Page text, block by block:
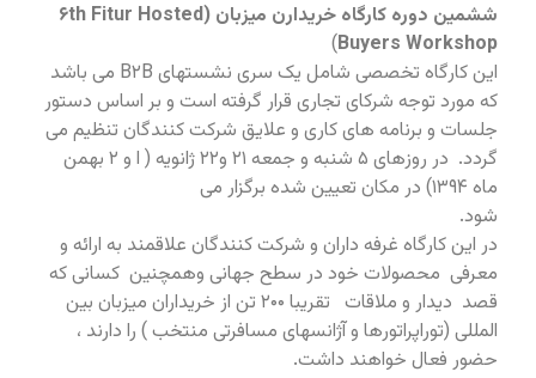
ششمین دوره کارگاه خریدارن میزبان (۶th Fitur Hosted
Buyers Workshop
)
این کارگاه تخصصی شامل یک سری نشستهای B۲B می باشد
که مورد توجه شرکای تجاری قرار گرفته است و بر اساس دستور
جلسات و برنامه های کاری و علایق شرکت کنندگان تنظیم می
گردد. در روزهای ۵ شنبه و جمعه ۲۱ و۲۲ ژانویه ( ا و ۲ بهمن
ماه ۱۳۹۴) در مکان تعیین شده برگزار می
شود.
در این کارگاه غرفه داران و شرکت کنندگان علاقمند به ارائه و
معرفی محصولات خود در سطح جهانی وهمچنین کسانی که
قصد دیدار و ملاقات تقریبا ۲۰۰ تن از خریداران میزبان بین
المللی (توراپراتورها و آژانسهای مسافرتی منتخب ) را دارند ،
حضور فعال خواهند داشت.